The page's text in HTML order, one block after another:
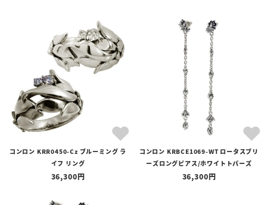
コンロン KRR0450-Cz ブルーミング ラ
イフ リング
36,300
コンロン KRBCE1069-WT ロータスブリ
ーズロングピアス/ホワイトトパーズ
36,300